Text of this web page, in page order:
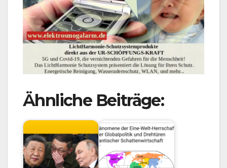
Ähnliche Beiträge: